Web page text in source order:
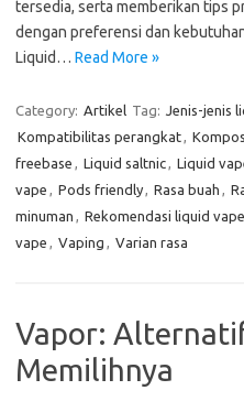
tersedia, serta memberikan tips
dengan preferensi dan
Liquid… Read More »
Category: Artikel Tag: Jenis-jenis
Kompatibilitas perangkat,
freebase , Liquid saltnic, Liquid
vape , Pods friendly, Rasa buah ,
minuman , Rekomendasi liquid vape
vape , Vaping , Varian rasa
Vapor:
Memilihnya